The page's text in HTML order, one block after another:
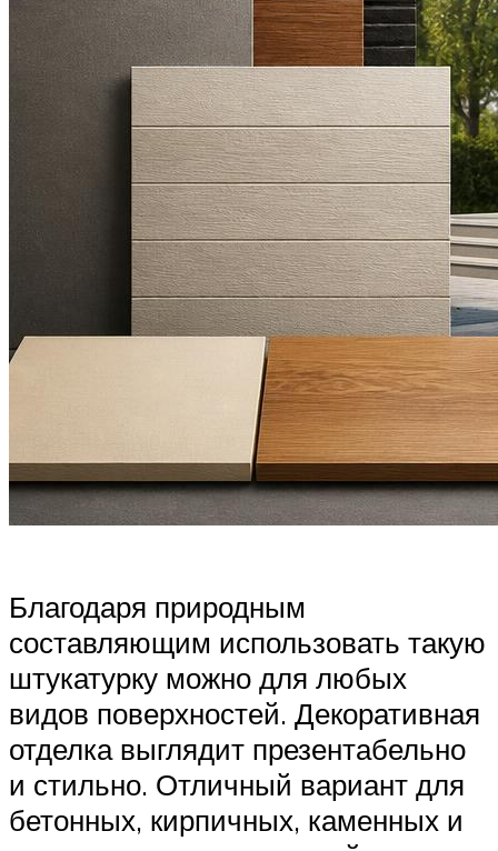
Благодаря природным
составляющим использовать такую
штукатурку можно для любых
видов поверхностей. Декоративная
отделка выглядит презентабельно
и стильно. Отличный вариант для
бетонных, кирпичных, каменных и